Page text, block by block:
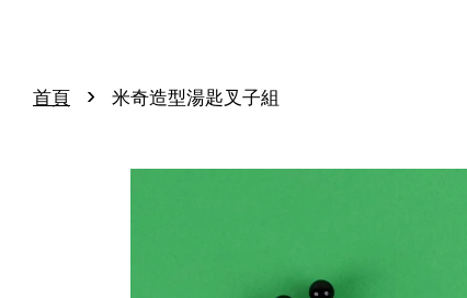
首頁 › 米奇造型湯匙叉子組